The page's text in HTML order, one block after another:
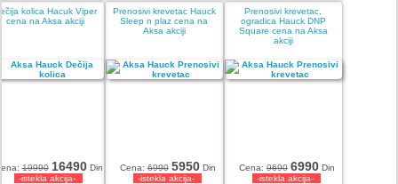
kolica Hacuk Viper
cena na Aksa akciji
19990 16490Din
-istekla akcija-
Prenosivi krevetac Hauck
Sleep n plaz cena na
Aksa akciji
Cena:6990 5950Din
-istekla akcija-
Prenosivi krevetac,
ogradica Hauck DNP
Square cena na Aksa
akciji
Cena:9690 6990Din
-istekla akcija-